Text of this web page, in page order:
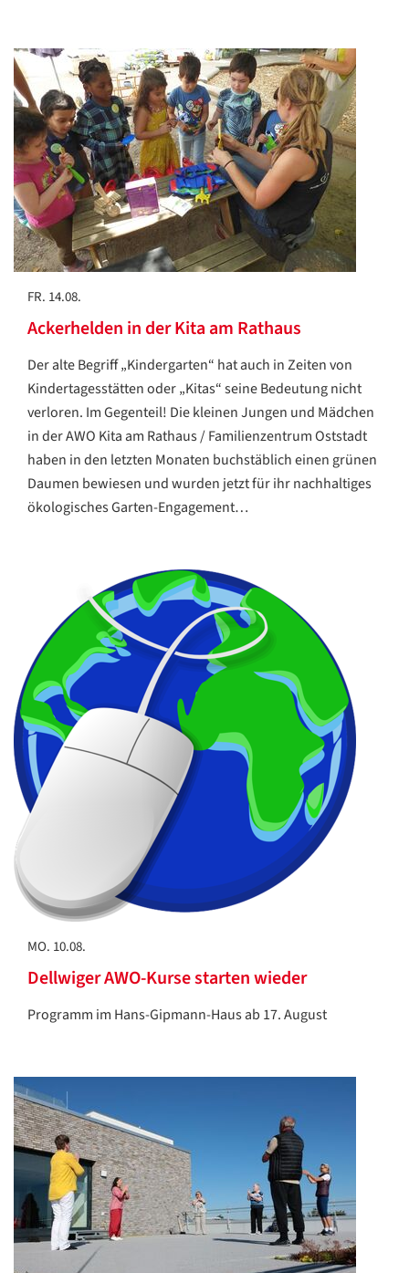
FR. 14.08.
Ackerhelden in der Kita am Rathaus
Der alte Begriff „Kindergarten“ hat auch in Zeiten von
Kindertagesstätten oder „Kitas“ seine Bedeutung nicht
verloren. Im Gegenteil! Die kleinen Jungen und Mädchen
in der AWO Kita am Rathaus / Familienzentrum Oststadt
haben in den letzten Monaten buchstäblich einen grünen
Daumen bewiesen und wurden jetzt für ihr nachhaltiges
ökologisches Garten-Engagement…
MO. 10.08.
Dellwiger AWO-Kurse starten wieder
Programm im Hans-Gipmann-Haus ab 17. August